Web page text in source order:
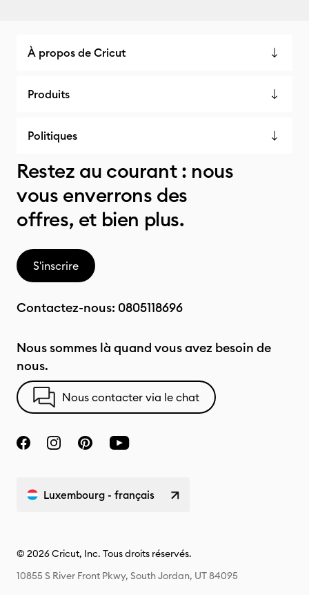
À propos de Cricut
Produits
Politiques
Restez au courant : nous
vous enverrons des
offres, et bien plus.
S'inscrire
Contactez-nous: 0805118696
Nous sommes là quand vous avez besoin de
nous.
Nous contacter via le chat
Luxembourg - français
© 2026 Cricut, Inc. Tous droits réservés.
10855 S River Front Pkwy, South Jordan, UT 84095